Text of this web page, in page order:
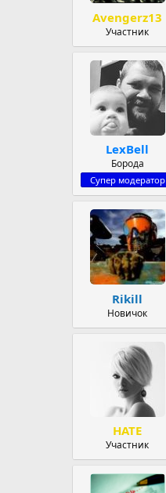
Avengerz13
Участник
LexBell
Борода
Супер модератор
Rikill
Новичок
HATE
Участник